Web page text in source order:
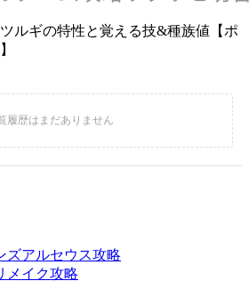
ルギの特性と覚える技&種族値【ポ
ズアルセウス攻略
メイク攻略